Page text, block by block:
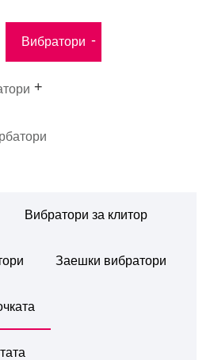
Вибратори
Вибратори за клитор
Заешки вибратори